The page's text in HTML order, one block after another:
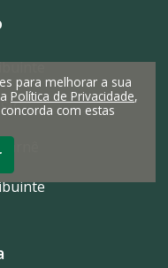
para melhorar a sua
Política de Privacidade,
com estas